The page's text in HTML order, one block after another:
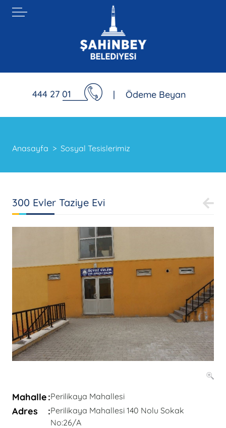
444 27 01 | Ödeme Beyan
Anasayfa Sosyal Tesislerimiz
300 Evler Taziye Evi
Mahalle:Perilikaya Mahallesi
Adres :Perilikaya Mahallesi 140 Nolu Sokak
No:26/A